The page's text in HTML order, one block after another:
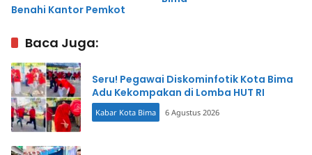
Benahi Kantor Pemkot
Baca Juga:
Seru! Pegawai Diskominfotik Kota Bima
Adu Kekompakan di Lomba HUT RI
Kabar Kota Bima 6 Agustus 2026